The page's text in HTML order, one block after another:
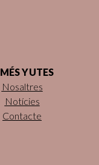
MÉS YUTES
Nosaltres
Notícies
Contacte